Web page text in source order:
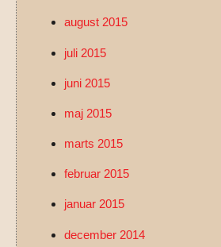
august 2015
juli 2015
juni 2015
maj 2015
marts 2015
februar 2015
januar 2015
december 2014